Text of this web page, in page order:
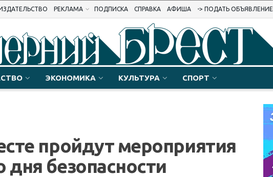
РЕКЛАМА ПОДПИСКА СПРАВКА АФИША -> ПОДАТЬ ОБЪЯВЛЕНИЕ
ЭКОНОМИКА КУЛЬТУРА СПОРТ
пройдут мероприятия
дня безопасности